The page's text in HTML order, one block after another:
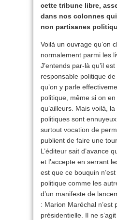
cette tribune libre,
dans nos colonnes
non partisanes
Voilà un ouvrage qu’on
normalement parmi les
J’entends par-là qu’il
responsable politique
qu’on y parle
politique, même si on
qu’ailleurs. Mais voilà,
politiques sont
surtout vocation de
publient de faire une
L’éditeur sait d’avance
et l’accepte en serrant
est que ce bouquin
politique comme les
d’un manifeste de
: Marion Maréchal n’est
présidentielle. Il ne